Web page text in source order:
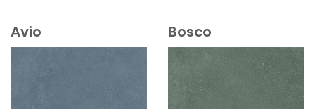
Avio Bosco